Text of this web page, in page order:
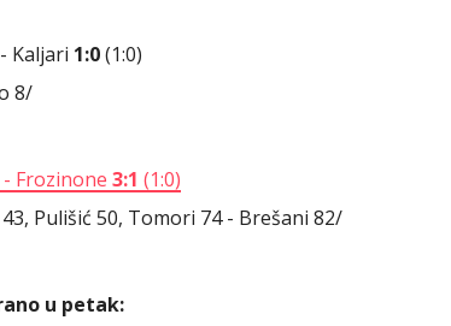
Kaljari 1:0(1:0)
8/
Frozinone 3:1 (1:0)
Pulišić 50, Tomori 74 - Brešani 82/
u petak: